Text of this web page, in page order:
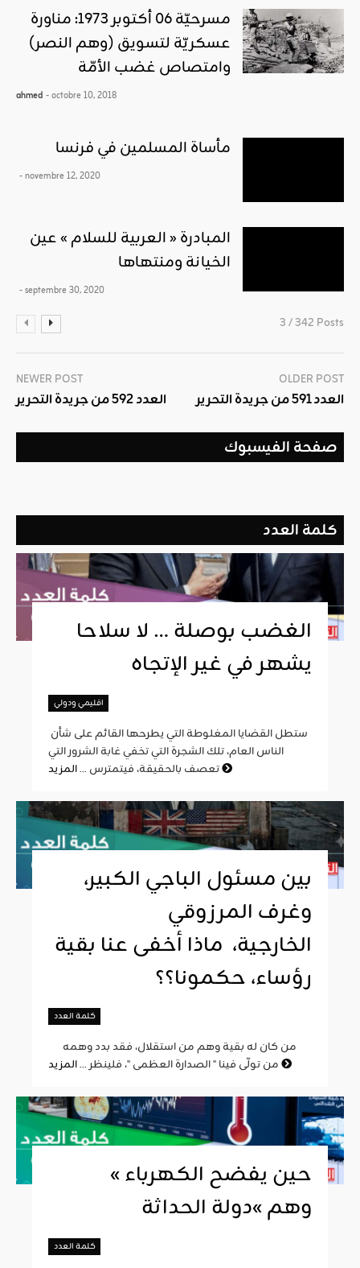
مسرحيّة 06 أكتوبر 1973: مناورة
عسكريّة لتسويق (وهم النصر)
وامتصاص غضب الأمّة
ahmed - octobre 10, 2018
مأساة المسلمين في فرنسا
- novembre 12, 2020
المبادرة « العربية للسلام » عين
الخيانة ومنتهاها
- septembre 30, 2020
3 / 342 Posts
NEWER POST
العدد 592 من جريدة التحرير
OLDER POST
العدد 591 من جريدة التحرير
صفحة الفيسبوك
كلمة العدد
الغضب بوصلة … لا سلاحا
يشهر في غير الإتجاه
اقليمي ودولي
الناس العام، تلك الشجرة التي تخفي غابة الشرور التي
تعصف بالحقيقة، فيتمترس ...
بين مسئول الباجي الكبير،
وغرف المرزوقي
الخارجية، ماذا أخفى عنا بقية
رؤساء، حكمونا؟؟
كلمة العدد
من تولّى فينا " الصدارة العظمى "، فلينظر ...
« حين يفضح الكهرباء
وهم »دولة الحداثة
كلمة العدد